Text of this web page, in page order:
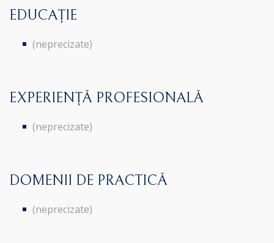
EDUCAȚIE
(neprecizate)
EXPERIENȚĂ PROFESIONALĂ
(neprecizate)
DOMENII DE PRACTICĂ
(neprecizate)